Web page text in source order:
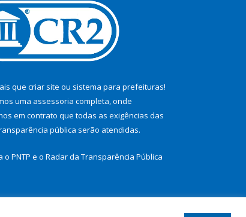
que criar site ou sistema para prefeituras!
uma assessoria completa, onde
em contrato que todas as exigências das
pública serão atendidas.
o PNTP e o Radar da Transparência Pública